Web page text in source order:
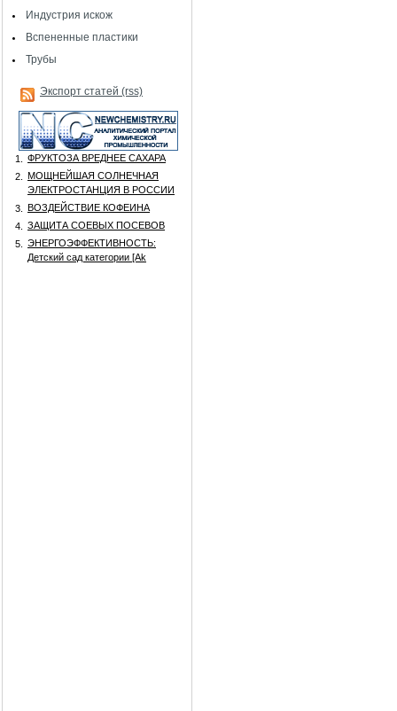
Индустрия искож
Вспененные пластики
Трубы
Экспорт статей (rss)
1.
ФРУКТОЗА ВРЕДНЕЕ САХАРА
2.
МОЩНЕЙШАЯ СОЛНЕЧНАЯ
ЭЛЕКТРОСТАНЦИЯ В РОССИИ
3.
ВОЗДЕЙСТВИЕ КОФЕИНА
4.
ЗАЩИТА СОЕВЫХ ПОСЕВОВ
5.
ЭНЕРГОЭФФЕКТИВНОСТЬ:
Детский сад категории [Аk